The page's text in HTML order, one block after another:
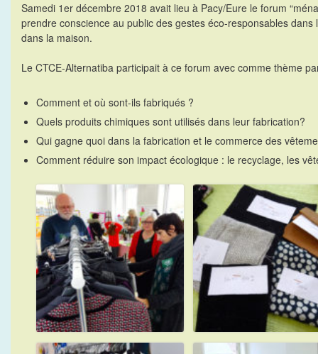
Samedi 1er décembre 2018 avait lieu à Pacy/Eure le forum
prendre conscience au public des gestes éco-responsables
dans la maison.
Le CTCE-Alternatiba participait à ce forum avec comme thème
Comment et où sont-ils fabriqués ?
Quels produits chimiques sont utilisés dans leur fabrication?
Qui gagne quoi dans la fabrication et le commerce des
Comment réduire son impact écologique : le recyclage, les